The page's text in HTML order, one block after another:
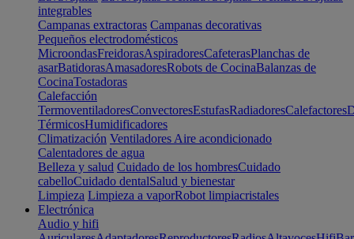
integrables
Campanas extractoras Campanas decorativas
Pequeños electrodomésticos
MicroondasFreidorasAspiradoresCafeterasPlanchas de
asarBatidorasAmasadoresRobots de CocinaBalanzas de
CocinaTostadoras
Calefacción
TermoventiladoresConvectoresEstufasRadiadoresCalefactores
TérmicosHumidificadores
Climatización Ventiladores Aire acondicionado
Calentadores de agua
Belleza y salud Cuidado de los hombresCuidado
cabelloCuidado dentalSalud y bienestar
Limpieza Limpieza a vaporRobot limpiacristales
Electrónica
Audio y hifi